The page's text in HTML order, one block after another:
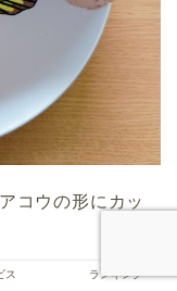
コウの形にカッ
ス ランキング